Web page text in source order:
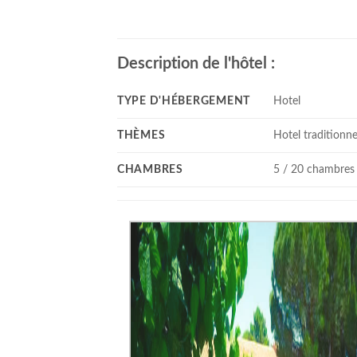
Description de l'hôtel :
TYPE D'HÉBERGEMENT Hotel
THÈMES Hotel
CHAMBRES 5 / 20 chambres